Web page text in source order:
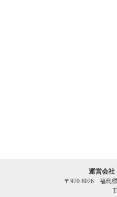
運営会
〒970-8026 福島